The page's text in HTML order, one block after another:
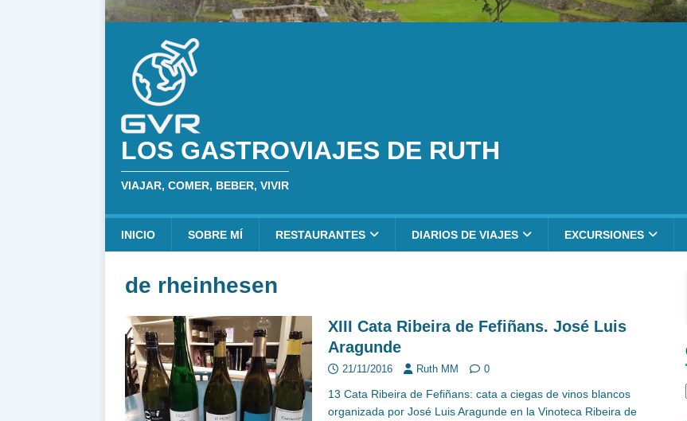
LOS GASTROVIAJES DE RUTH
VIAJAR, COMER, BEBER, VIVIR
INICIO SOBRE MÍ RESTAURANTES DIARIOS DE VIAJES EXCURSIONES
de rheinhesen
XIII Cata Ribeira de Fefiñans. José Luis
Aragunde
21/11/2016 Ruth MM 0
13 Cata Ribeira de Fefiñans: cata a ciegas de vinos blancos
organizada por José Luis Aragunde en la Vinoteca Ribeira de